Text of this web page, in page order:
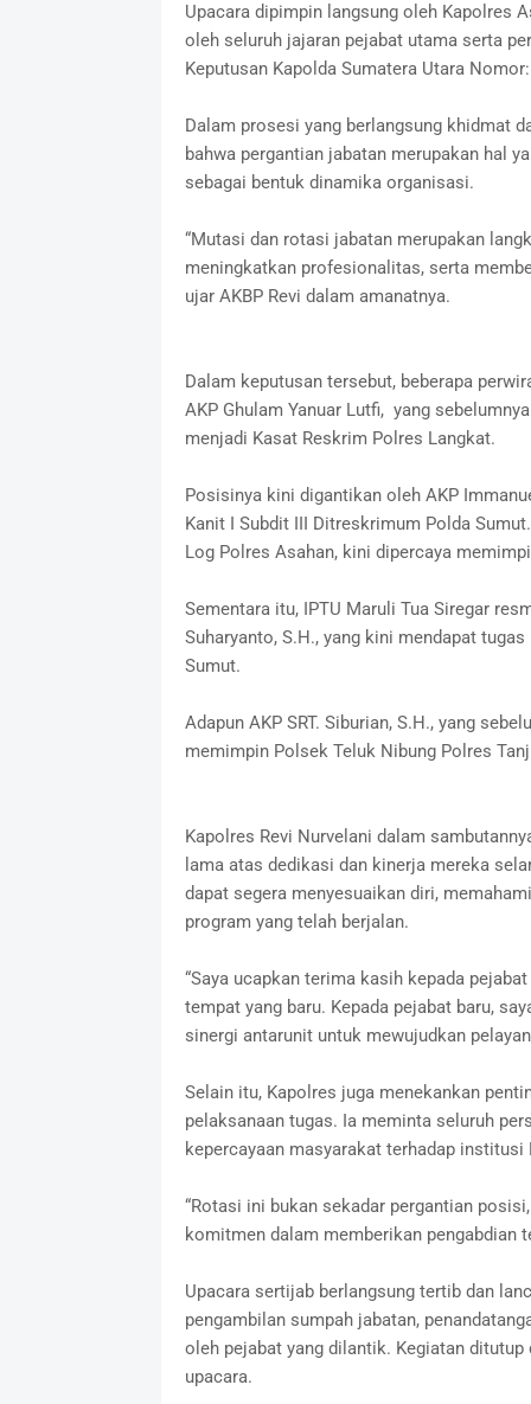
Upacara dipimpin langsung oleh Kapolres
oleh seluruh jajaran pejabat utama serta
Keputusan Kapolda Sumatera Utara
Dalam prosesi yang berlangsung khidmat
bahwa pergantian jabatan merupakan hal
sebagai bentuk dinamika organisasi.
“Mutasi dan rotasi jabatan merupakan
meningkatkan profesionalitas, serta
ujar AKBP Revi dalam amanatnya.
Dalam keputusan tersebut, beberapa
AKP Ghulam Yanuar Lutfi, yang
menjadi Kasat Reskrim Polres Langkat.
Posisinya kini digantikan oleh AKP
Kanit I Subdit III Ditreskrimum Polda
Log Polres Asahan, kini dipercaya
Sementara itu, IPTU Maruli Tua Siregar
Suharyanto, S.H., yang kini mendapat
Sumut.
Adapun AKP SRT. Siburian, S.H., yang
memimpin Polsek Teluk Nibung Polres
Kapolres Revi Nurvelani dalam
lama atas dedikasi dan kinerja mereka
dapat segera menyesuaikan diri,
program yang telah berjalan.
“Saya ucapkan terima kasih kepada
tempat yang baru. Kepada pejabat baru,
sinergi antarunit untuk mewujudkan
Selain itu, Kapolres juga menekankan
pelaksanaan tugas. Ia meminta seluruh
kepercayaan masyarakat terhadap institusi
“Rotasi ini bukan sekadar pergantian
komitmen dalam memberikan pengabdian
Upacara sertijab berlangsung tertib dan
pengambilan sumpah jabatan,
oleh pejabat yang dilantik. Kegiatan
upacara.